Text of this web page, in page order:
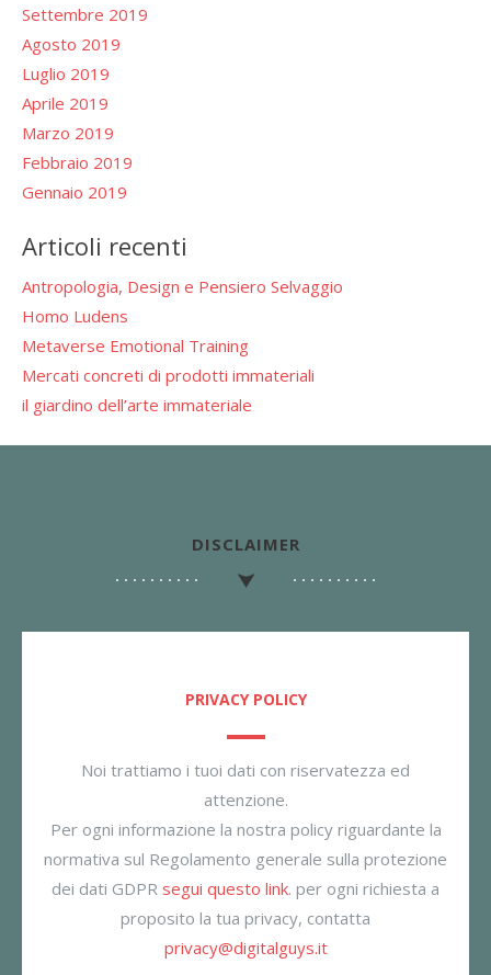
Settembre 2019
Agosto 2019
Luglio 2019
Aprile 2019
Marzo 2019
Febbraio 2019
Gennaio 2019
Articoli recenti
Antropologia, Design e Pensiero Selvaggio
Homo Ludens
Metaverse Emotional Training
Mercati concreti di prodotti immateriali
il giardino dell’arte immateriale
DISCLAIMER
PRIVACY POLICY
Noi trattiamo i tuoi dati con riservatezza ed
attenzione.
Per ogni informazione la nostra policy riguardante la
normativa sul Regolamento generale sulla protezione
dei dati GDPR segui questo link. per ogni richiesta a
proposito la tua privacy, contatta
privacy@digitalguys.it